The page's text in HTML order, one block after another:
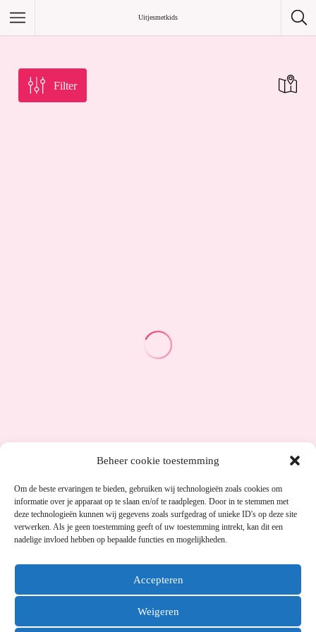
Beheer cookie toestemming
Om de beste ervaringen te bieden, gebruiken wij technologieën zoals cookies om
informatie over je apparaat op te slaan en/of te raadplegen. Door in te stemmen met
deze technologieën kunnen wij gegevens zoals surfgedrag of unieke ID's op deze site
verwerken. Als je geen toestemming geeft of uw toestemming intrekt, kan dit een
nadelige invloed hebben op bepaalde functies en mogelijkheden.
Accepteren
Weigeren
Uitjesmetkids
Filter